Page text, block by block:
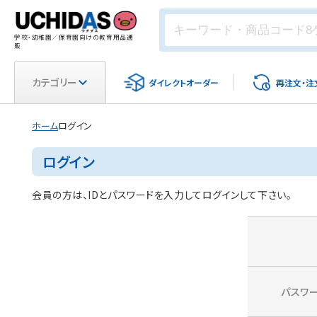
学校・幼稚園／保育園向けの教育用品通
販
カテゴリー ダイレクトオーダー 再注文・注
ホームログイン
ログイン
会員の方は、IDとパスワードを入力してログインして下さい。
パスワ